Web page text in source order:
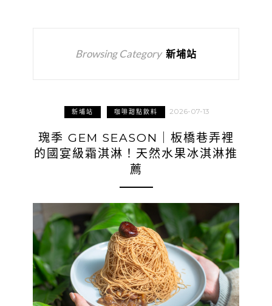
Browsing Category 新埔站
新埔站 咖啡甜點飲料 2026-07-13
瑰季 GEM SEASON｜板橋巷弄裡
的國宴級霜淇淋！天然水果冰淇淋推
薦